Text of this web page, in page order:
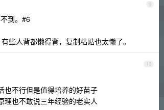
9
到。#6
些人背都懒得背，复制粘贴也太懒了。
10
也不行但是值得培养的好苗子
理也不敢说三年经验的老实人